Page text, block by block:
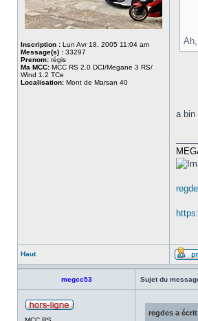
Inscription : Lun Avr 18, 2005 11:04 am
Message(s) : 33297
Prenom: régis
Ma MCC: MCC RS 2.0 DCI/Megane 3 RS/
Wind 1.2 TCe
Localisation: Mont de Marsan 40
a bin
Haut
megcc53 Sujet du
regdes a